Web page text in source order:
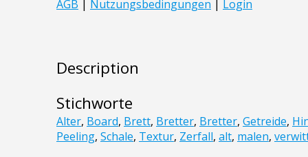
Description
Stichworte
Alter, Board, Brett, Bretter, Bretter, Getreide,
Peeling, Schale, Textur, Zerfall, alt, malen,